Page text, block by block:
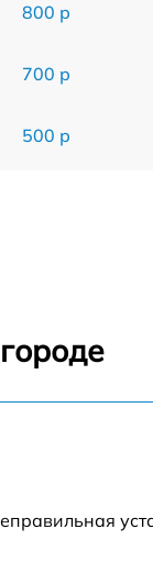
800 р
700 р
500 р